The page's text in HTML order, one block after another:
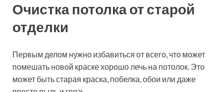
Очистка потолка от старой
отделки
Первым делом нужно избавиться от всего, что может
помешать новой краске хорошо лечь на потолок. Это
может быть старая краска, побелка, обои или даже